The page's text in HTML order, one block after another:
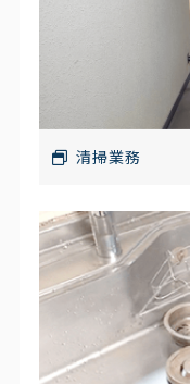
清掃業務